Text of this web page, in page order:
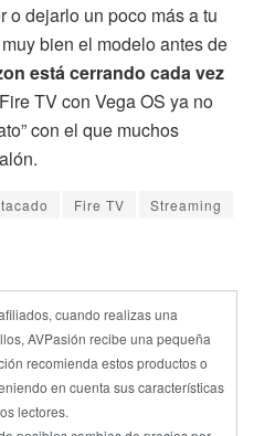
o dejarlo un poco más a tu
bien el modelo antes de
está cerrando cada vez
TV con Vega OS ya no
con el que muchos
Fire TV
Streaming
cuando realizas una
AVPasión recibe una pequeña
recomienda estos productos o
en cuenta sus características
lectores.